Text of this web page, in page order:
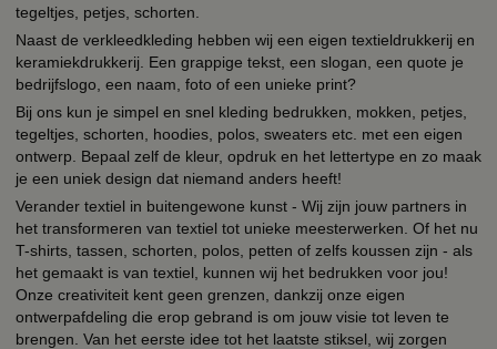
tegeltjes, petjes, schorten.
Naast de verkleedkleding hebben wij een eigen textieldrukkerij en
keramiekdrukkerij. Een grappige tekst, een slogan, een quote je
bedrijfslogo, een naam, foto of een unieke print?
Bij ons kun je simpel en snel kleding bedrukken, mokken, petjes,
tegeltjes, schorten, hoodies, polos, sweaters etc. met een eigen
ontwerp. Bepaal zelf de kleur, opdruk en het lettertype en zo maak
je een uniek design dat niemand anders heeft!
Verander textiel in buitengewone kunst - Wij zijn jouw partners in
het transformeren van textiel tot unieke meesterwerken. Of het nu
T-shirts, tassen, schorten, polos, petten of zelfs koussen zijn - als
het gemaakt is van textiel, kunnen wij het bedrukken voor jou!
Onze creativiteit kent geen grenzen, dankzij onze eigen
ontwerpafdeling die erop gebrand is om jouw visie tot leven te
brengen. Van het eerste idee tot het laatste stiksel, wij zorgen